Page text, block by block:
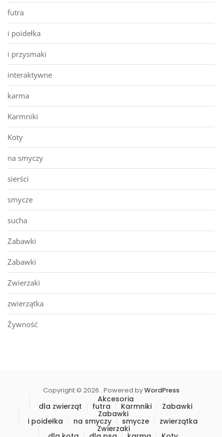
futra
i poidełka
i przysmaki
interaktywne
karma
Karmniki
Koty
na smyczy
sierści
smycze
sucha
Zabawki
Zabawki
Zwierzaki
zwierzątka
Żywność
Copyright © 2026 . Powered byWordPress
Akcesoria
dla zwierząt futra Karmniki Zabawki
Zabawki
i poidełka na smyczy smycze zwierzątka
Zwierzaki